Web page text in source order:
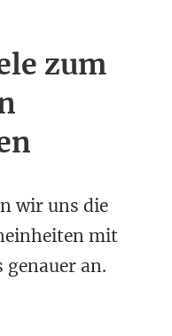
zum
wir uns die
mit
genauer an.